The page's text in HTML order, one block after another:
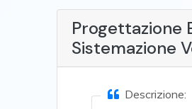
Progettazione
Sistemazione
Descrizione: